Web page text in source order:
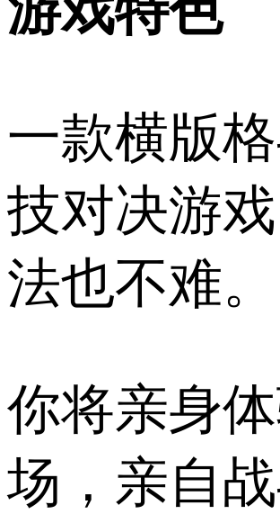
一款横版
技对决游
法也不难。
你将亲身
场，亲自战